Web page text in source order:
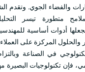
والفضاء الجوي. وتقدم
متطورة تيسر
أدوات أساسية
والحلول المركزة على
في الصناعة
فإن تكنولوجيات البصيرة